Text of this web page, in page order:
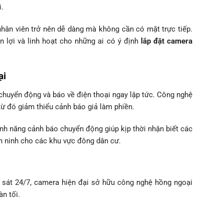
viên trở nên dễ dàng mà không cần có mặt trực tiếp.
lợi và linh hoạt cho những ai có ý định lắp đặt camera
động và báo về điện thoại ngay lập tức. Công nghệ
đó giảm thiểu cảnh báo giả làm phiền.
năng cảnh báo chuyển động giúp kịp thời nhận biết các
ninh cho các khu vực đông dân cư.
24/7, camera hiện đại sở hữu công nghệ hồng ngoại
tối.